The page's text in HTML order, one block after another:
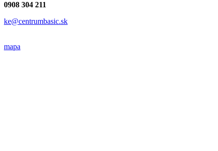
0908 304 211
ke@centrumbasic.sk
mapa